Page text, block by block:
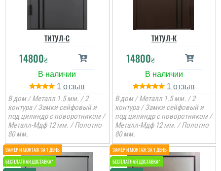
ТИТУЛ-C
14800₴
1
В дом / Металл 1.5 мм. / 2
контура / Замки сейфовый и
под цилиндр с поворотником /
Металл-Мдф 12 мм. / Полотно
80 мм.
ТИТУЛ-К
14800₴
1
В дом / Металл 1.5 мм. / 2
контура / Замки сейфовый и
под цилиндр с поворотником /
Металл-Мдф 12 мм. / Полотно
80 мм.